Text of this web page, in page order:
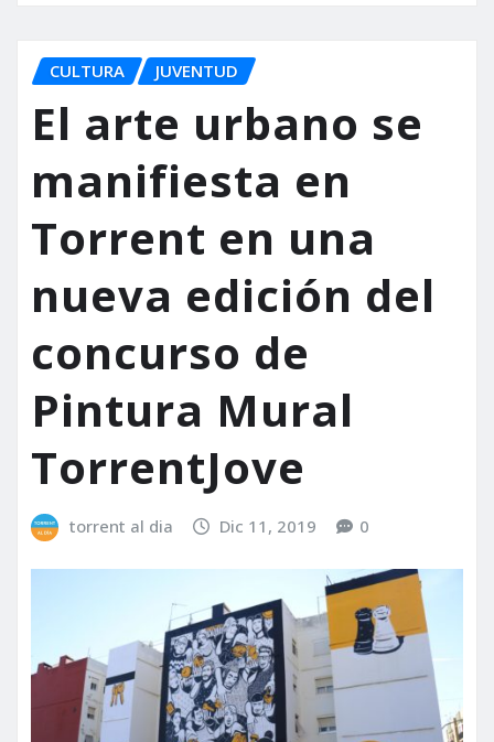
CULTURA JUVENTUD
El arte urbano se
manifiesta en
Torrent en una
nueva edición del
concurso de
Pintura Mural
TorrentJove
torrent al dia Dic 11, 2019 0